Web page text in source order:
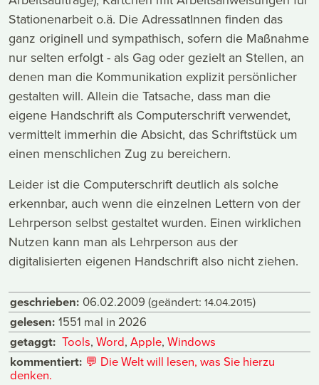
Stationenarbeit o.ä. Die AdressatInnen finden das
ganz originell und sympathisch, sofern die Maßnahme
nur selten erfolgt - als Gag oder gezielt an Stellen, an
denen man die Kommunikation explizit persönlicher
gestalten will. Allein die Tatsache, dass man die
eigene Handschrift als Computerschrift verwendet,
vermittelt immerhin die Absicht, das Schriftstück um
einen menschlichen Zug zu bereichern.
Leider ist die Computerschrift deutlich als solche
erkennbar, auch wenn die einzelnen Lettern von der
Lehrperson selbst gestaltet wurden. Einen wirklichen
Nutzen kann man als Lehrperson aus der
digitalisierten eigenen Handschrift also nicht ziehen.
geschrieben: 06.02.2009 (geändert: 14.04.2015)
gelesen: 1551 mal in 2026
getaggt: Tools, Word, Apple, Windows
kommentiert: 💬 Die Welt will lesen, was Sie hierzu
denken.